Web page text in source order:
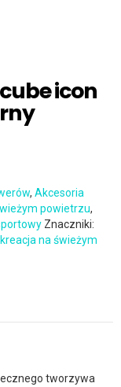
icon
, Akcesoria
powietrzu,
Znaczniki:
na świeżym
tworzywa